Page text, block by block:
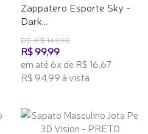
Zappatero Esporte Sky -
Dark...
DE: R$ 149,90
R$ 99,99
em até 6x de R$ 16,67
R$ 94,99 à vista